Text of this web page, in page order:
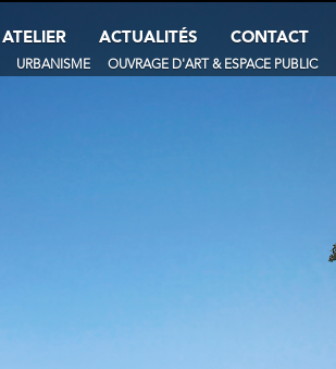
URBANISME OUVRAGE D'ART & ESPACE PUBLIC
ATELIER ACTUALITÉS CONTACT